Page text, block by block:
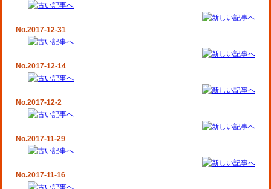
No.2017-12-31
No.2017-12-14
No.2017-12-2
No.2017-11-29
No.2017-11-16